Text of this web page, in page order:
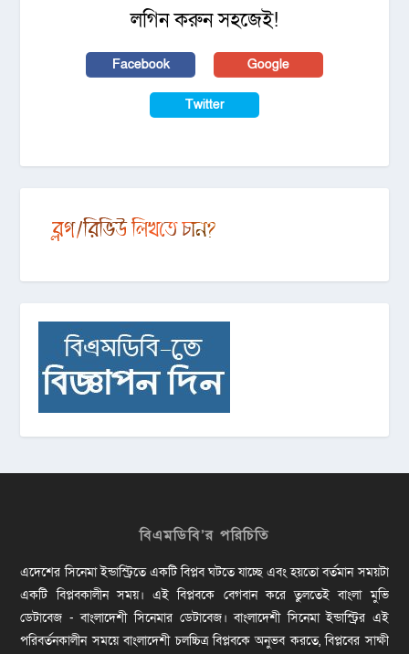
লগিন করুন সহজেই!
Facebook Google
Twitter
বিএমডিবি’র পরিচিতি
এদেশের সিনেমা ইন্ডাস্ট্রিতে একটি বিপ্লব ঘটতে যাচ্ছে এবং হয়তো বর্তমান সময়টা
একটি বিপ্লবকালীন সময়। এই বিপ্লবকে বেগবান করে তুলতেই বাংলা মুভি
ডেটাবেজ - বাংলাদেশী সিনেমার ডেটাবেজ। বাংলাদেশী সিনেমা ইন্ডাস্ট্রির এই
পরিবর্তনকালীন সময়ে বাংলাদেশী চলচ্চিত্র বিপ্লবকে অনুভব করতে, বিপ্লবের সাক্ষী